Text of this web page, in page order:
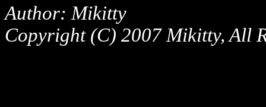
Author: Mikitty
Copyright (C) 2007 Mikitty, All